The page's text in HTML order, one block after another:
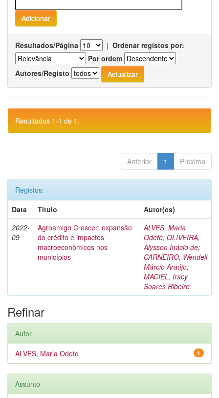
Resultados/Página | Ordenar registos por:
Por ordem
Autores/Registo
Resultados 1-1 de 1.
Anterior 1 Próxima
Registos:
Data
Título
Autor(es)
2022-
09
Agroamigo Crescer: expansão
do crédito e impactos
macroeconômicos nos
municípios
ALVES, Maria
Odete; OLIVEIRA,
Alysson Inácio de;
CARNEIRO, Wendell
Márcio Araújo;
MACIEL, Iracy
Soares Ribeiro
Refinar
Autor
1
ALVES, Maria Odete
Assunto